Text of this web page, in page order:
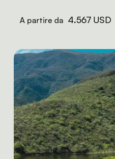
A partire da 4.567 USD